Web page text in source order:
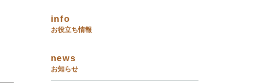
info
お役立ち情報
news
お知らせ